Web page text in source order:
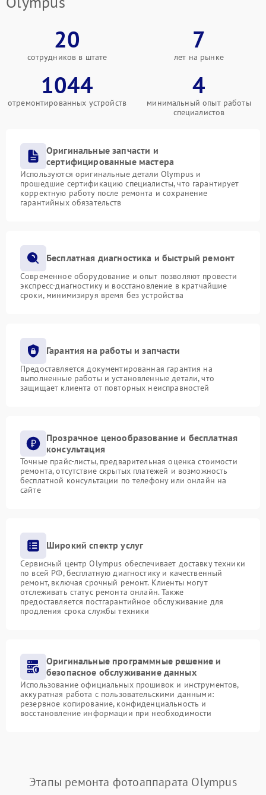
20
сотрудников в штате
7
лет на рынке
1044
отремонтированных устройств
4
минимальный опыт работы
специалистов
Оригинальные запчасти и
сертифицированные мастера
Используются оригинальные детали Olympus и
прошедшие сертификацию специалисты, что гарантирует
корректную работу после ремонта и сохранение
гарантийных обязательств
Бесплатная диагностика и быстрый ремонт
Современное оборудование и опыт позволяют провести
экспресс-диагностику и восстановление в кратчайшие
сроки, минимизируя время без устройства
Гарантия на работы и запчасти
Предоставляется документированная гарантия на
выполненные работы и установленные детали, что
защищает клиента от повторных неисправностей
Прозрачное ценообразование и бесплатная
консультация
Точные прайс-листы, предварительная оценка стоимости
ремонта, отсутствие скрытых платежей и возможность
бесплатной консультации по телефону или онлайн на
сайте
Широкий спектр услуг
Сервисный центр Olympus обеспечивает доставку техники
по всей РФ, бесплатную диагностику и качественный
ремонт, включая срочный ремонт. Клиенты могут
отслеживать статус ремонта онлайн. Также
предоставляется постгарантийное обслуживание для
продления срока службы техники
Оригинальные программные решение и
безопасное обслуживание данных
Использование официальных прошивок и инструментов,
аккуратная работа с пользовательскими данными:
резервное копирование, конфиденциальность и
восстановление информации при необходимости
Этапы ремонта фотоаппарата Olympus